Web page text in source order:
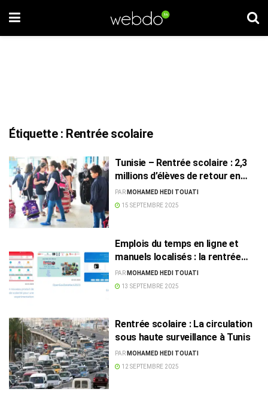
Étiquette : Rentrée scolaire
Tunisie – Rentrée scolaire : 2,3
millions d’élèves de retour en
classe
PAR MOHAMED HEDI TOUATI
15 SEPTEMBRE 2025
Emplois du temps en ligne et
manuels localisés : la rentrée
2025 simplifiée
PAR MOHAMED HEDI TOUATI
13 SEPTEMBRE 2025
Rentrée scolaire : La circulation
sous haute surveillance à Tunis
PAR MOHAMED HEDI TOUATI
12 SEPTEMBRE 2025